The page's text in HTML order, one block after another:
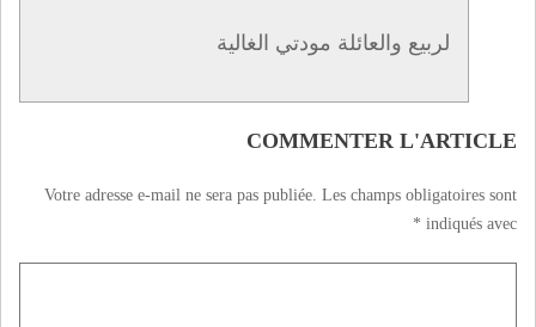
لربيع والعائلة مودتي الغالية
COMMENTER L'ARTICLE
Votre adresse e-mail ne sera pas publiée. Les champs obligatoires sont
indiqués avec
*